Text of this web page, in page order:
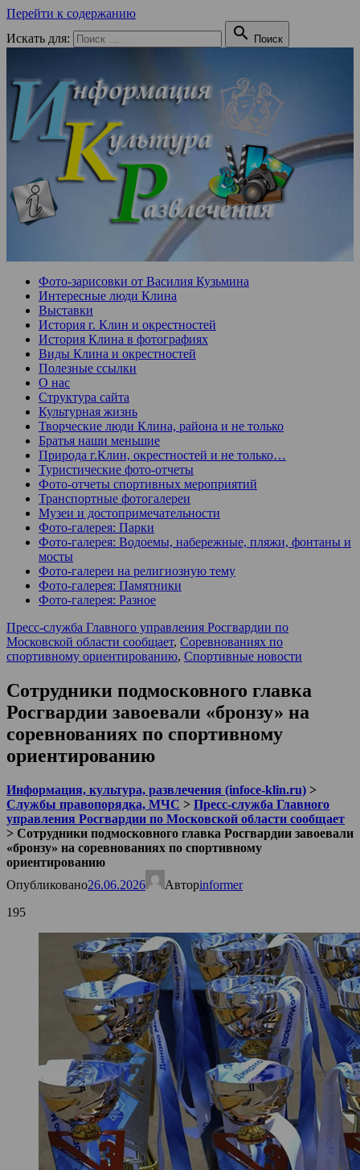
Перейти к содержанию
Искать для:
 Поиск
Фото-зарисовки от Василия Кузьмина
Интересные люди Клина
Выставки
История г. Клин и окрестностей
История Клина в фотографиях
Виды Клина и окрестностей
Полезные ссылки
О нас
Структура сайта
Культурная жизнь
Творческие люди Клина, района и не только
Братья наши меньшие
Природа г.Клин, окрестностей и не только…
Туристические фото-отчеты
Фото-отчеты спортивных мероприятий
Транспортные фотогалереи
Музеи и достопримечательности
Фото-галерея: Парки
Фото-галерея: Водоемы, набережные, пляжи, фонтаны и
мосты
Фото-галереи на религиозную тему
Фото-галерея: Памятники
Фото-галерея: Разное
Пресс-служба Главного управления Росгвардии по
Московской области сообщает, Соревнованиях по
спортивному ориентированию, Спортивные новости
Сотрудники подмосковного главка
Росгвардии завоевали «бронзу» на
соревнованиях по спортивному
ориентированию
Информация, культура, развлечения (infoce-klin.ru) >
Службы правопорядка, МЧС > Пресс-служба Главного
управления Росгвардии по Московской области сообщает
> Сотрудники подмосковного главка Росгвардии завоевали
«бронзу» на соревнованиях по спортивному
ориентированию
Опубликовано26.06.2026 Авторinformer
195